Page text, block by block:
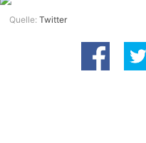
Quelle:Twitter